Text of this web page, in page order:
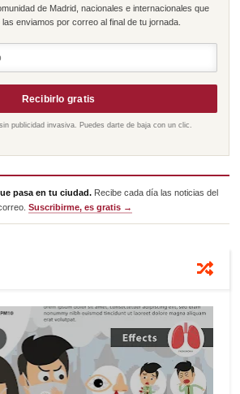
de Madrid, nacionales e internacionales que
enviamos por correo al final de tu jornada.
Recibirlo gratis
publicidad invasiva. Puedes darte de baja con un clic.
pasa en tu ciudad. Recibe cada día las noticias del
Suscribirme, es gratis →